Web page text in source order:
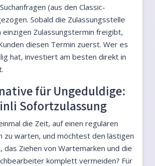
(aus den Classic-
Sobald die Zulassungsstelle
einzigen Zulassungstermin freigibt,
diesen Termin zuerst. Wer es
hat, investiert am besten direkt in
für Ungeduldige:
Sofortzulassung
die Zeit, auf einen regulären
zu warten, und möchtest den lästigen
das Ziehen von Wartemarken und die
komplett vermeiden? Für